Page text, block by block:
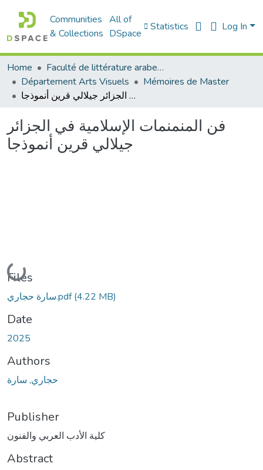
Communities
& Collections
All of
DSpace
Statistics Log In
Home
Faculté de littérature arabe et des arts
Département Arts Visuels
Mémoires de Master
فن المنمنمات الإسلامية في الجزائر جيلالي قرين أنموذجا
فن المنمنمات الإسلامية في الجزائر
جيلالي قرين أنموذجا
Loading...
Files
سارة حجاري.pdf(4.22 MB)
Date
2025
Authors
حجاري, سارة
Publisher
كلية الأدب العربي والفنون
Abstract